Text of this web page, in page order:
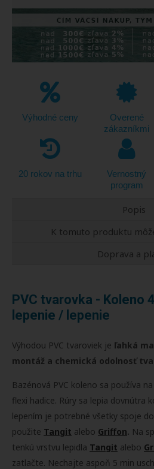
Výhodné ceny
Overené
zákazníkmi
20 rokov na trhu
Vernostný
program
Popis
K tomuto produktu
Doprava a
PVC tvarovka - Koleno
lepenie / lepenie
Výhodou PVC tvaroviek je ľahká
montáž a chemická odolnosť
Bazénová PVC koleno sa používa
flexi hadice. Rúry sa lepia dovnútra
lepením je potrebné všetky spoje
použite Tangit alebo Griffon. Na
tenkú vrstvu lepidla Tangit alebo
zatlačte. Nechajte aspoň 5 min